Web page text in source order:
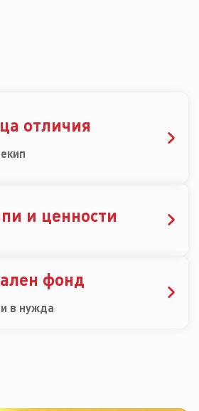
отличия
и ценности
фонд
в нужда